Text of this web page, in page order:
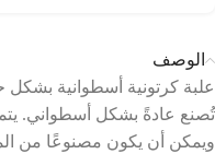
الوصف
علبة كرتونية أسطوانية بشكل
تُصنع عادةً بشكل أسطواني.
ويمكن أن يكون مصنوعًا من